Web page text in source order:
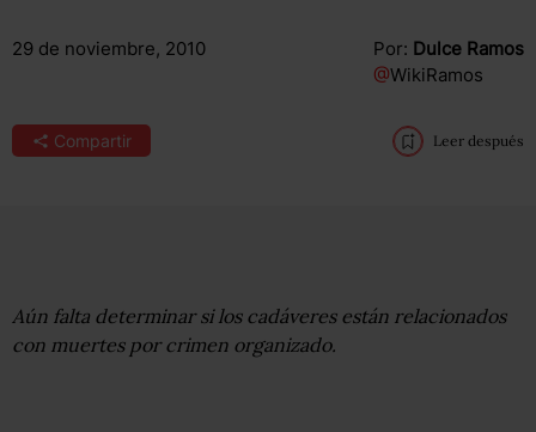
29 de noviembre, 2010 Por: Dulce Ramos
@WikiRamos
Compartir Leer después
Aún falta determinar si los cadáveres están relacionados
con muertes por crimen organizado.